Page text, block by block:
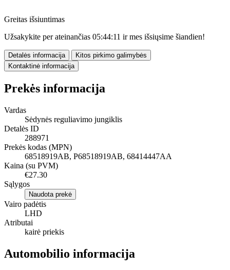
Greitas išsiuntimas
Užsakykite per ateinančias 05:44:10 ir mes išsiųsime šiandien!
Detalės informacija
Kitos pirkimo galimybės
Kontaktinė informacija
Prekės informacija
Vardas
Sėdynės reguliavimo jungiklis
Detalės ID
288971
Prekės kodas (MPN)
68518919AB, P68518919AB, 68414447AA
Kaina (su PVM)
€27.30
Sąlygos
Naudota prekė
Vairo padėtis
LHD
Atributai
kairė priekis
Automobilio informacija